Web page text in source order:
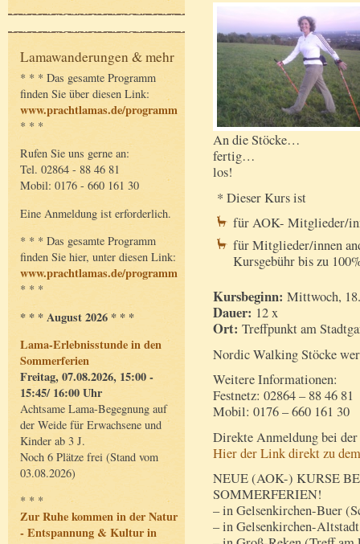
Lamawanderungen & mehr
* * * Das gesamte Programm
finden Sie über diesen Link:
www.prachtlamas.de/programm
* * *
Rufen Sie uns gerne an:
Tel. 02864 - 88 46 81
Mobil: 0176 - 660 161 30
Eine Anmeldung ist erforderlich.
* * * Das gesamte Programm
finden Sie hier, unter diesen Link:
www.prachtlamas.de/programm
* * *
* * * August 2026 * * *
Lama-Erlebnisstunde in den
Sommerferien
Freitag, 07.08.2026, 15:00 -
15:45/ 16:00 Uhr
Achtsame Lama-Begegnung auf
der Weide für Erwachsene und
Kinder ab 3 J.
Noch 6 Plätze frei (Stand vom
03.08.2026)
* * *
Zur Ruhe kommen in der Natur
- Entspannung & Kultur in
An die Stöcke…
fertig…
los!
* Dieser Kurs ist
für AOK- Mitglieder/
für Mitglieder/innen
Kursgebühr bis zu
Kursbeginn: Mittwoch,
Dauer: 12 x
Ort: Treffpunkt am
Nordic Walking Stöcke
Weitere Informationen:
Festnetz: 02864 – 88 46 81
Mobil: 0176 – 660 161 30
Direkte Anmeldung bei
Hier der Link direkt zu
NEUE (AOK-) KURSE
SOMMERFERIEN!
– in Gelsenkirchen-Buer
– in Gelsenkirchen-